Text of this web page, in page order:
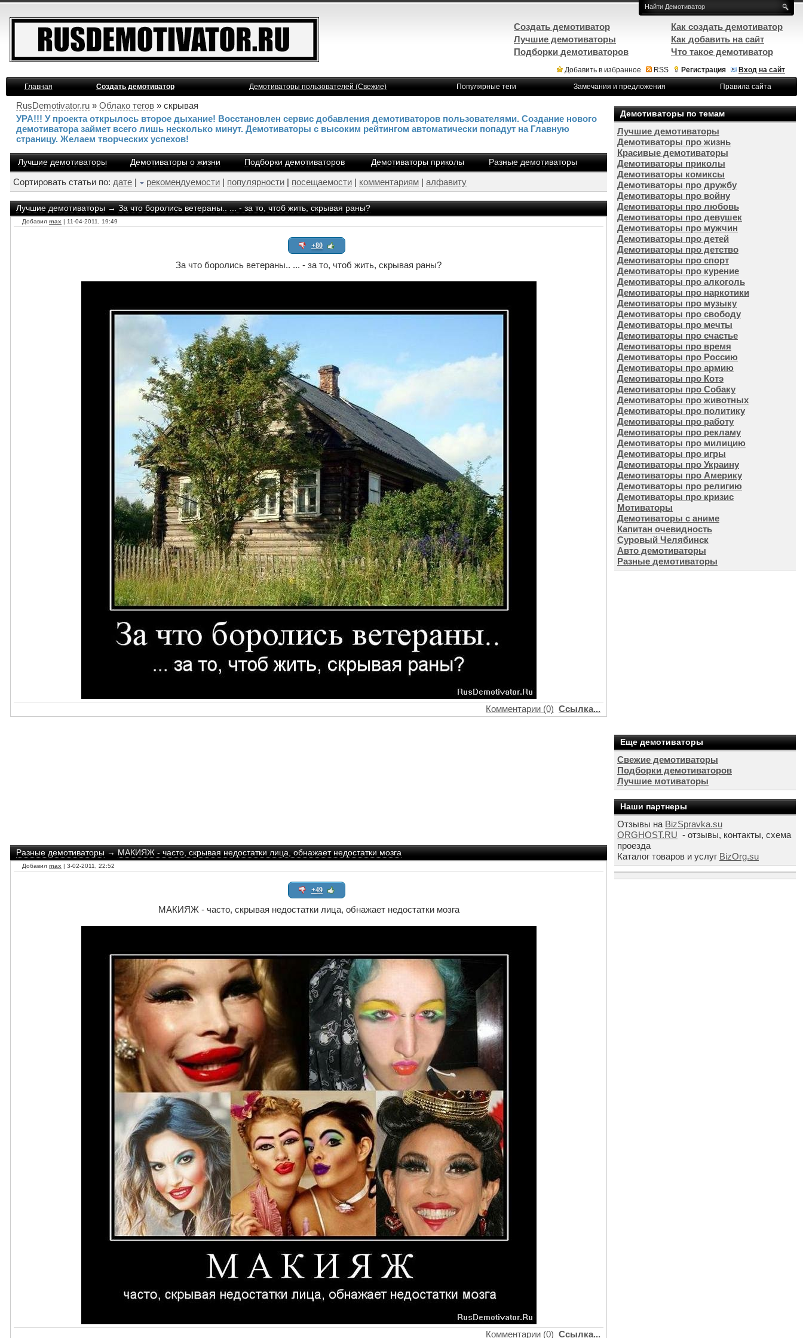
Добавить в избранное RSS Регистрация
Вход на сайт
Главная
Создать демотиватор Демотиваторы пользователей (Свежие) Популярные теги Замечания и предложения Правила сайта
RusDemotivator.ru » Облако тегов » скрывая
УРА!!! У проекта открылось второе дыхание! Восстановлен сервис добавления демотиваторов пользователями. Создание нового
демотиватора займет всего лишь несколько минут. Демотиваторы с высоким рейтингом автоматически попадут на Главную
страницу. Желаем творческих успехов!
Лучшие демотиваторы Демотиваторы о жизни Подборки демотиваторов Демотиваторы приколы Разные демотиваторы
Сортировать статьи по: дате | рекомендуемости | популярности | посещаемости | комментариям | алфавиту
Лучшие демотиваторы→За что боролись ветераны.. ... - за то, чтоб жить, скрывая раны?
Добавил max | 11-04-2011, 19:49
+80
За что боролись ветераны.. ... - за то, чтоб жить, скрывая раны?
Комментарии (0) Ссылка...
Разные демотиваторы→МАКИЯЖ - часто, скрывая недостатки лица, обнажает недостатки мозга
Добавил max | 3-02-2011, 22:52
+49
МАКИЯЖ - часто, скрывая недостатки лица, обнажает недостатки мозга
Комментарии (0) Ссылка...
Демотиваторы по темам
Лучшие демотиваторы
Демотиваторы про жизнь
Красивые демотиваторы
Демотиваторы приколы
Демотиваторы комиксы
Демотиваторы про дружбу
Демотиваторы про войну
Демотиваторы про любовь
Демотиваторы про девушек
Демотиваторы про мужчин
Демотиваторы про детей
Демотиваторы про детство
Демотиваторы про спорт
Демотиваторы про курение
Демотиваторы про алкоголь
Демотиваторы про наркотики
Демотиваторы про музыку
Демотиваторы про свободу
Демотиваторы про мечты
Демотиваторы про счастье
Демотиваторы про время
Демотиваторы про Россию
Демотиваторы про армию
Демотиваторы про Котэ
Демотиваторы про Собаку
Демотиваторы про животных
Демотиваторы про политику
Демотиваторы про работу
Демотиваторы про рекламу
Демотиваторы про милицию
Демотиваторы про игры
Демотиваторы про Украину
Демотиваторы про Америку
Демотиваторы про религию
Демотиваторы про кризис
Мотиваторы
Демотиваторы с аниме
Капитан очевидность
Суровый Челябинск
Авто демотиваторы
Разные демотиваторы
Еще демотиваторы
Свежие демотиваторы
Подборки демотиваторов
Лучшие мотиваторы
Наши партнеры
Отзывы на BizSpravka.su
ORGHOST.RU - отзывы, контакты, схема
проезда
Каталог товаров и услуг BizOrg.su
Создать демотиватор
Лучшие демотиваторы
Подборки демотиваторов
Как создать демотиватор
Как добавить на сайт
Что такое демотиватор